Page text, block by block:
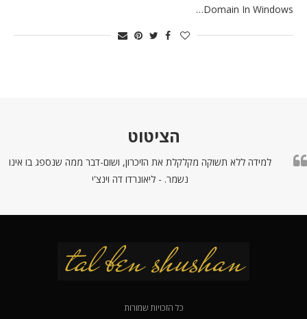
Domain In Windows…
הציטוט
למידה ללא תשוקה מקלקלת את הזיכרון, ושום-דבר ממה שנספג בו אינו
נשמר. - ליאונרדו דה וינצ'י
כל הזכויות שמורות